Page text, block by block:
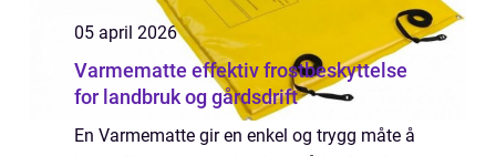
05 april 2026
Varmematte effektiv frostbeskyttelse
for landbruk og gårdsdrift
En Varmematte gir en enkel og trygg måte å